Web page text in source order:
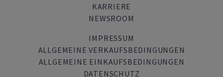
KARRIERE
NEWSROOM
IMPRESSUM
ALLGEMEINE VERKAUFSBEDINGUNGEN
ALLGEMEINE EINKAUFSBEDINGUNGEN
DATENSCHUTZ